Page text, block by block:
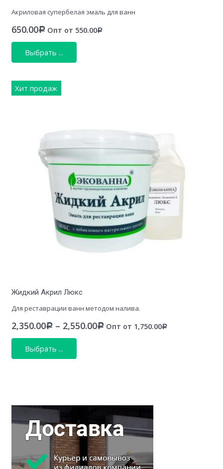
Акриловая супербелая эмаль для ванн
650.00Р Опт от 550.00Р
Выбрать ...
Хит продаж
Жидкий Акрил Люкс
Для реставрации ванн методом налива.
2,350.00Р – 2,550.00Р Опт от 1,750.00Р
Выбрать ...